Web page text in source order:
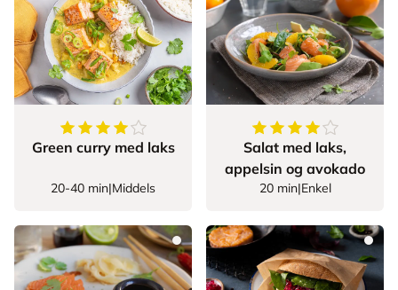
4.8av5 stjerner
Green curry med laks
20-40 min|Middels
4.8av5 stjerner
Salat med laks,
appelsin og avokado
20 min|Enkel